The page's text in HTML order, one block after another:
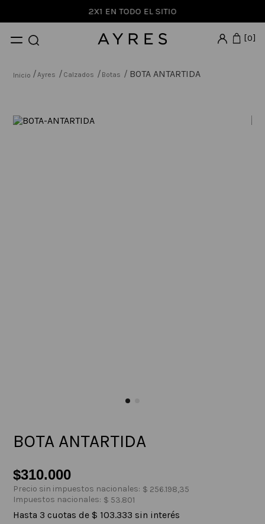
2X1 EN TODO EL SITIO
0
Ayres Calzados Botas BOTA ANTARTIDA
BOTA ANTARTIDA
$310.000
Precio sin impuestos nacionales: $ 256.198,35
Impuestos nacionales: $ 53.801
Hasta 3 cuotas de$ 103.333 sin interés